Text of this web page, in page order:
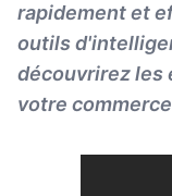
rapidement et
outils
découvrirez les
votre